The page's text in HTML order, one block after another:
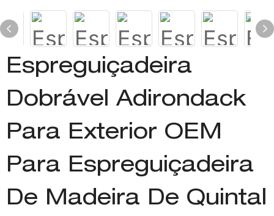
Espreguiçadeira
Dobrável Adirondack
Para Exterior OEM
Para Espreguiçadeira
De Madeira De Quintal